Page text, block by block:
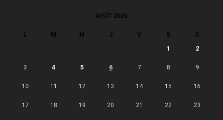
AOÛT 2026
L M M J V S D
1 2
3 4 5 6 7 8 9
10 11 12 13 14 15 16
17 18 19 20 21 22 23